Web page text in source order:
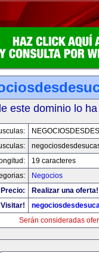
este dominio lo
19 caracteres
Negocios
Precio:
Realizar una oferta!
Visitar!
Serán consideradas